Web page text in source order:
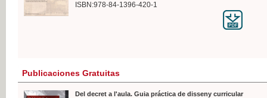
ISBN:978-84-1396-420-1
Publicaciones Gratuitas
Del decret a l'aula. Guia práctica de disseny curricular